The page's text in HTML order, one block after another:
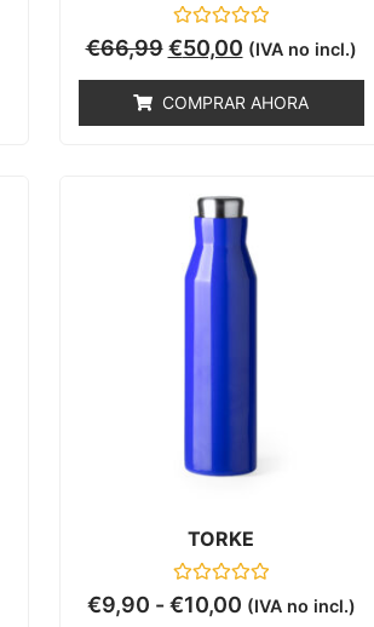
Valorado
con
5
€66,99 €50,00 (IVA no incl.)
COMPRAR AHORA
TORKE
Valorado
con
€9,90 - €10,00 (IVA no incl.)